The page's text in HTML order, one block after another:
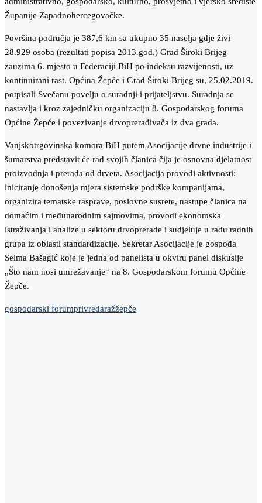
Županije Zapadnohercegovačke.
Površina područja je 387,6 km sa ukupno 35 naselja gdje živi
28.929 osoba (rezultati popisa 2013.god.) Grad Široki Brijeg
zauzima 6. mjesto u Federaciji BiH po indeksu razvijenosti, uz
kontinuirani rast. Općina Žepče i Grad Široki Brijeg su, 25.02.2019.
potpisali Svečanu povelju o suradnji i prijateljstvu. Suradnja se
nastavlja i kroz zajedničku organizaciju 8. Gospodarskog foruma
Općine Žepče i povezivanje drvoprerađivača iz dva grada.
Vanjskotrgovinska komora BiH putem Asocijacije drvne industrije i
šumarstva predstavit će rad svojih članica čija je osnovna djelatnost
proizvodnja i prerada od drveta. Asocijacija provodi aktivnosti:
iniciranje donošenja mjera sistemske podrške kompanijama,
organizira tematske rasprave, poslovne susrete, nastupe članica na
domaćim i međunarodnim sajmovima, provodi ekonomska
istraživanja i analize u sektoru drvoprerade i sudjeluje u radu radnih
grupa iz oblasti standardizacije. Sekretar Asocijacije je gospođa
Selma Bašagić koje je jedna od panelista u okviru panel diskusije
„Što nam nosi umrežavanje“ na 8. Gospodarskom forumu Općine
Žepče.
gospodarski forumprivredaražžepče